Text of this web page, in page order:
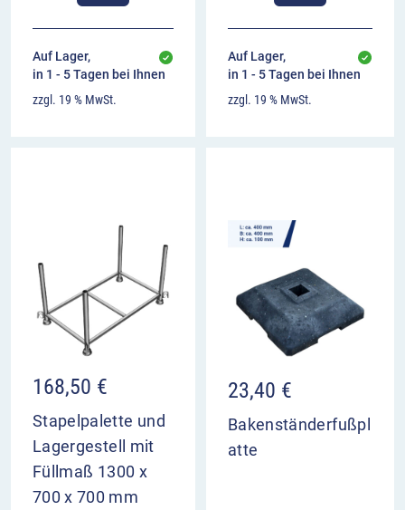
Auf Lager,
in 1 - 5 Tagen bei Ihnen
zzgl. 19 % MwSt.
Auf Lager,
in 1 - 5 Tagen bei Ihnen
zzgl. 19 % MwSt.
168,50 €
Stapelpalette und
Lagergestell mit
Füllmaß 1300 x
700 x 700 mm
23,40 €
Bakenständerfußpl
atte